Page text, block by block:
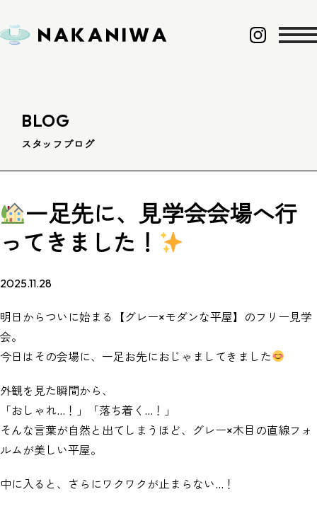
BLOG
スタッフブログ
一足先に、見学会会場へ行
ってきました！
2025.11.28
明日からついに始まる【グレー×モダンな平屋】のフリー見学
会。
今日はその会場に、一足お先におじゃましてきました
外観を見た瞬間から、
「おしゃれ…！」「落ち着く…！」
そんな言葉が自然と出てしまうほど、グレー×木目の直線フォ
ルムが美しい平屋。
中に入ると、さらにワクワクが止まらない…！